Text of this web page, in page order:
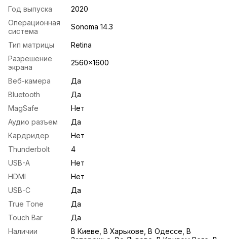
Год выпуска
2020
Операционная
система
Sonoma 14.3
Тип матрицы
Retina
Разрешение
экрана
2560x1600
Веб-камера
Да
Bluetooth
Да
MagSafe
Нет
Аудио разъем
Да
Кардридер
Нет
Thunderbolt
4
USB-A
Нет
HDMI
Нет
USB-С
Да
True Tone
Да
Touch Bar
Да
Наличии
В Киеве, В Харькове, В Одессе, В